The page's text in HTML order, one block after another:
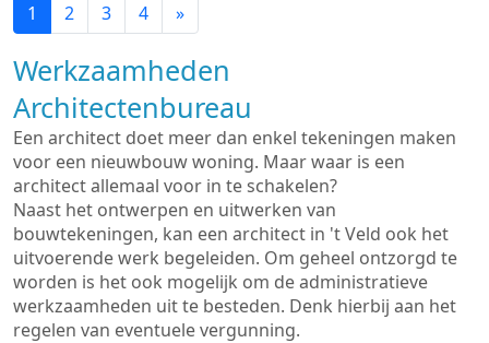
1 2 3 4 »
Werkzaamheden
Architectenbureau
Een architect doet meer dan enkel tekeningen maken
voor een nieuwbouw woning. Maar waar is een
architect allemaal voor in te schakelen?
Naast het ontwerpen en uitwerken van
bouwtekeningen, kan een architect in 't Veld ook het
uitvoerende werk begeleiden. Om geheel ontzorgd te
worden is het ook mogelijk om de administratieve
werkzaamheden uit te besteden. Denk hierbij aan het
regelen van eventuele vergunning.